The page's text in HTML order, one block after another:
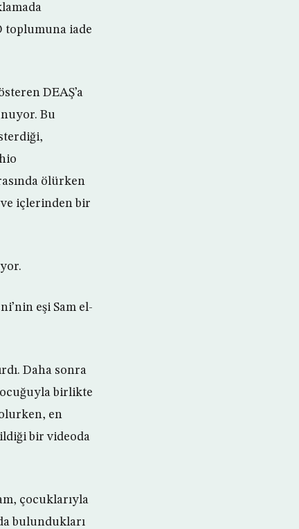
toplumuna iade
DEAŞ’a
Bu
ölürken
içlerinden bir
eşi Sam el-
Daha sonra
birlikte
en
bir videoda
çocuklarıyla
bulundukları